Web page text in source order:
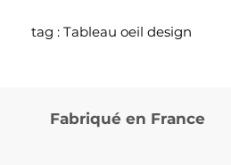
tag : Tableau oeil design
Fabriqué en France